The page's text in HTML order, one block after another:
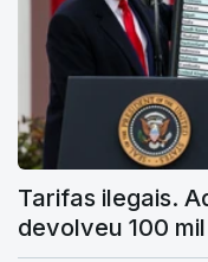
Tarifas ilegais.
devolveu 100